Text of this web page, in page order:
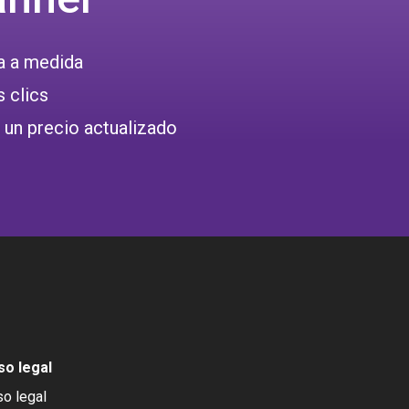
a medida
clics
precio actualizado
legal
legal